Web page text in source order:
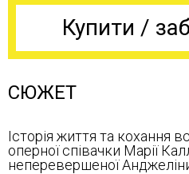
Купити /
СЮЖЕТ
Історія життя та кохання
оперної співачки Марії
неперевершеної